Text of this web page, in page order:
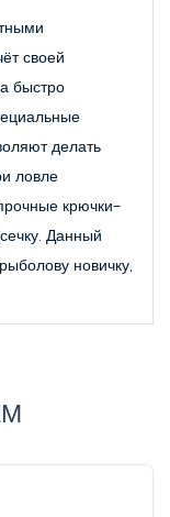
своей
быстро
делать
ловле
крючки-
Данный
новичку,